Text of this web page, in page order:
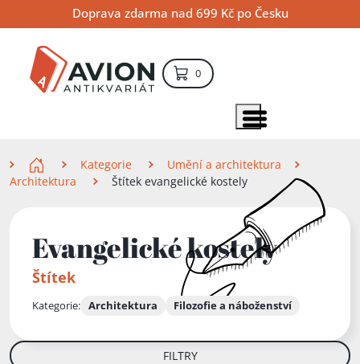
na
obsah
na
navigaci
na
vyhledávání
Doprava zdarma nad 699 Kč po Česku
0položek – košík
Zobrazit položky menu
Kategorie
Umění a architektura
Architektura
Štítek evangelické kostely
Evangelické kostely
Štítek
Kategorie: Architektura Filozofie a náboženství
FILTRY